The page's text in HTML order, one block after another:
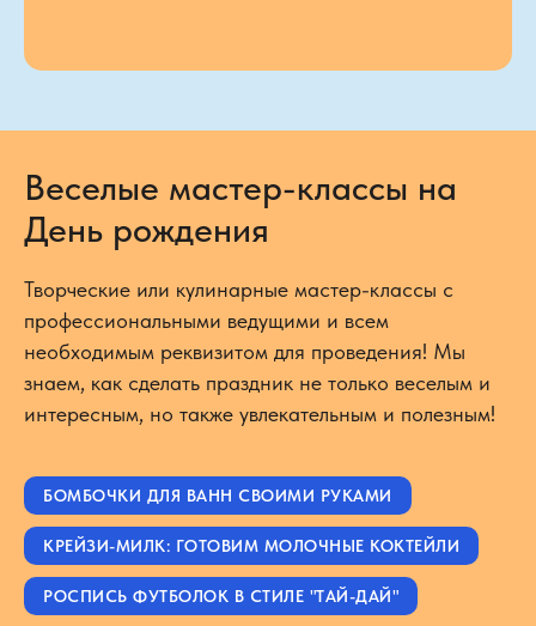
Веселые мастер-классы на
День рождения
Творческие или кулинарные мастер-классы с
профессиональными ведущими и всем
необходимым реквизитом для проведения! Мы
знаем, как сделать праздник не только веселым и
интересным, но также увлекательным и полезным!
БОМБОЧКИ ДЛЯ ВАНН СВОИМИ РУКАМИ
КРЕЙЗИ-МИЛК: ГОТОВИМ МОЛОЧНЫЕ КОКТЕЙЛИ
РОСПИСЬ ФУТБОЛОК В СТИЛЕ "ТАЙ-ДАЙ"